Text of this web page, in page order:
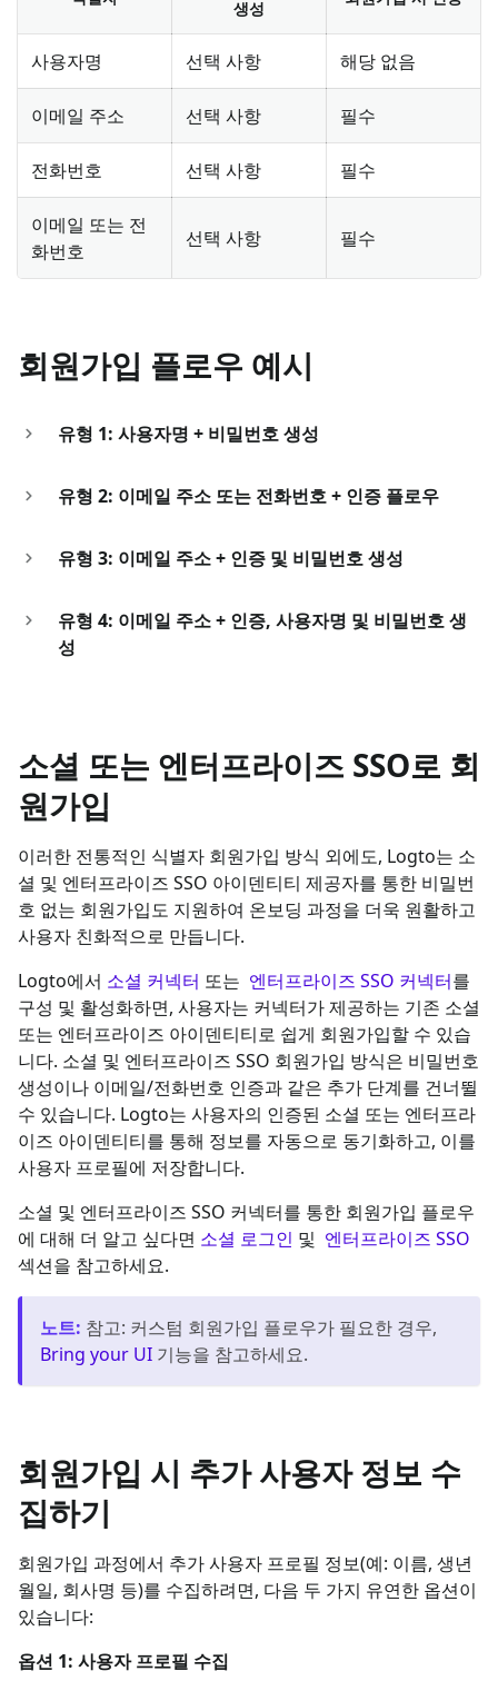
생성
사용자명 선택 사항 해당 없음
이메일 주소 선택 사항 필수
전화번호 선택 사항 필수
이메일 또는 전
화번호
선택 사항 필수
회원가입 플로우 예시
유형 1: 사용자명 + 비밀번호 생성
유형 2: 이메일 주소 또는 전화번호 + 인증 플로우
유형 3: 이메일 주소 + 인증 및 비밀번호 생성
유형 4: 이메일 주소 + 인증, 사용자명 및 비밀번호 생
성
소셜 또는 엔터프라이즈 SSO로 회
원가입
이러한 전통적인 식별자 회원가입 방식 외에도, Logto는 소
셜 및 엔터프라이즈 SSO 아이덴티티 제공자를 통한 비밀번
호 없는 회원가입도 지원하여 온보딩 과정을 더욱 원활하고
사용자 친화적으로 만듭니다.
Logto에서 소셜 커넥터 또는 엔터프라이즈 SSO 커넥터를
구성 및 활성화하면, 사용자는 커넥터가 제공하는 기존 소셜
또는 엔터프라이즈 아이덴티티로 쉽게 회원가입할 수 있습
니다. 소셜 및 엔터프라이즈 SSO 회원가입 방식은 비밀번호
생성이나 이메일/전화번호 인증과 같은 추가 단계를 건너뛸
수 있습니다. Logto는 사용자의 인증된 소셜 또는 엔터프라
이즈 아이덴티티를 통해 정보를 자동으로 동기화하고, 이를
사용자 프로필에 저장합니다.
소셜 및 엔터프라이즈 SSO 커넥터를 통한 회원가입 플로우
에 대해 더 알고 싶다면 소셜 로그인 및 엔터프라이즈 SSO
섹션을 참고하세요.
노트: 참고: 커스텀 회원가입 플로우가 필요한 경우,
Bring your UI 기능을 참고하세요.
회원가입 시 추가 사용자 정보 수
집하기
회원가입 과정에서 추가 사용자 프로필 정보(예: 이름, 생년
월일, 회사명 등)를 수집하려면, 다음 두 가지 유연한 옵션이
있습니다:
옵션 1: 사용자 프로필 수집